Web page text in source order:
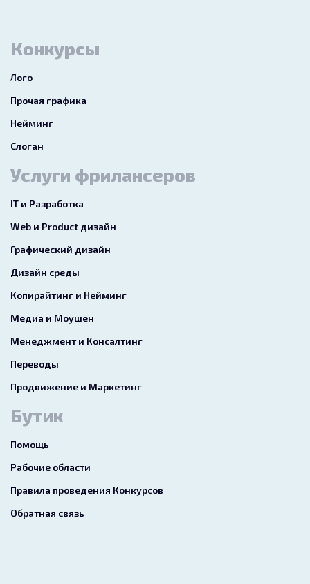
Конкурсы
Лого
Прочая графика
Нейминг
Слоган
Услуги фрилансеров
IT и Разработка
Web и Product дизайн
Графический дизайн
Дизайн среды
Копирайтинг и Нейминг
Медиа и Моушен
Менеджмент и Консалтинг
Переводы
Продвижение и Маркетинг
Бутик
Помощь
Рабочие области
Правила проведения Конкурсов
Обратная связь